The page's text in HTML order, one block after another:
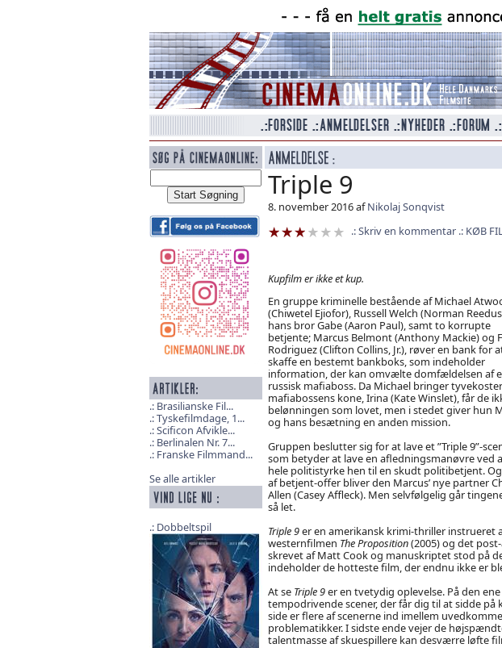
Brasilianske Fil...
Tyskefilmdage, 1...
Scificon Afvikle...
Berlinalen Nr. 7...
Franske Filmmand...
Se alle artikler
Dobbeltspil
Triple 9
8. november 2016 afNikolaj Sonqvist
Skriv en kommentar
KØB
Kupfilm er ikke et kup.
En gruppe kriminelle bestående af Michael
(Chiwetel Ejiofor), Russell Welch (Norman
hans bror Gabe (Aaron Paul), samt to korrupte
betjente; Marcus Belmont (Anthony Mackie) og
Rodriguez (Clifton Collins, Jr.), røver en bank for
skaffe en bestemt bankboks, som indeholder
information, der kan omvælte domfældelsen af
russisk mafiaboss. Da Michael bringer
mafiabossens kone, Irina (Kate Winslet), får de
belønningen som lovet, men i stedet giver hun
og hans besætning en anden mission.
Gruppen beslutter sig for at lave et ”Triple 9”-
som betyder at lave en afledningsmanøvre ved
hele politistyrke hen til en skudt politibetjent.
af betjent-offer bliver den Marcus’ nye partner
Allen (Casey Affleck). Men selvfølgelig går
så let.
Triple 9er en amerikansk krimi-thriller instrueret
westernfilmen The Proposition(2005) og det
skrevet af Matt Cook og manuskriptet stod på
indeholder de hotteste film, der endnu ikke er
At se Triple 9er en tvetydig oplevelse. På den
tempodrivende scener, der får dig til at sidde
side er flere af scenerne ind imellem
problematikker. I sidste ende vejer de
talentmasse af skuespillere kan desværre løfte